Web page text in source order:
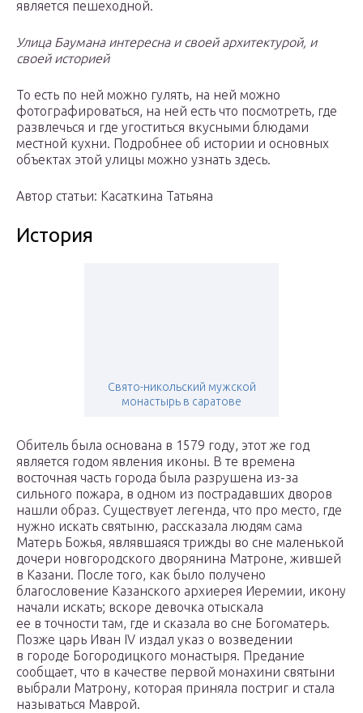
является пешеходной.
Улица Баумана интересна и своей архитектурой, и
своей историей
То есть по ней можно гулять, на ней можно
фотографироваться, на ней есть что посмотреть, где
развлечься и где угоститься вкусными блюдами
местной кухни. Подробнее об истории и основных
объектах этой улицы можно узнать здесь.
Автор статьи: Касаткина Татьяна
История
Свято-никольский мужской
монастырь в саратове
Обитель была основана в 1579 году, этот же год
является годом явления иконы. В те времена
восточная часть города была разрушена из-за
сильного пожара, в одном из пострадавших дворов
нашли образ. Существует легенда, что про место, где
нужно искать святыню, рассказала людям сама
Матерь Божья, являвшаяся трижды во сне маленькой
дочери новгородского дворянина Матроне, жившей
в Казани. После того, как было получено
благословение Казанского архиерея Иеремии, икону
начали искать; вскоре девочка отыскала
ее в точности там, где и сказала во сне Богоматерь.
Позже царь Иван IV издал указ о возведении
в городе Богородицкого монастыря. Предание
сообщает, что в качестве первой монахини святыни
выбрали Матрону, которая приняла постриг и стала
называться Маврой.